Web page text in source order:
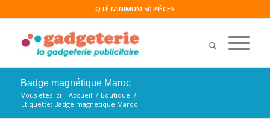
QTÉ MINIMUM 50 PIÈCES
Badge magnétique Maroc
Vous êtes ici : Accueil / Boutique /
Etiquette: Badge magnétique Maroc